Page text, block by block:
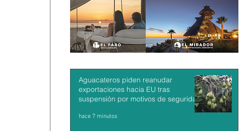
Aguacateros piden reanudar
exportaciones hacia EU tras
suspensión por motivos de seguridad
hace 7 minutos